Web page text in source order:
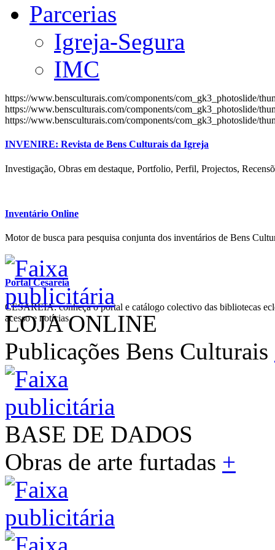
Parcerias
Igreja-Segura
IMC
https://www.bensculturais.com/components/com_gk3_photoslide/
https://www.bensculturais.com/components/com_gk3_photoslide/
https://www.bensculturais.com/components/com_gk3_photoslide/
INVENIRE: Revista de Bens Culturais da Igreja
Investigação, Obras em destaque, Portfolio, Perfil, Projectos,
Inventário Online
Motor de busca para pesquisa conjunta dos inventários de Bens
Portal Cesareia
CESAREIA: conheça o portal e catálogo colectivo das bibliotecas
acesso e notícias
LOJA ONLINE
Publicações Bens Culturais
BASE DE DADOS
Obras de arte furtadas +